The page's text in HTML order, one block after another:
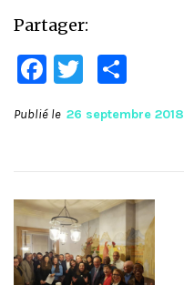
Partager:
Facebook
Twitter
Publié le 26 septembre 2018